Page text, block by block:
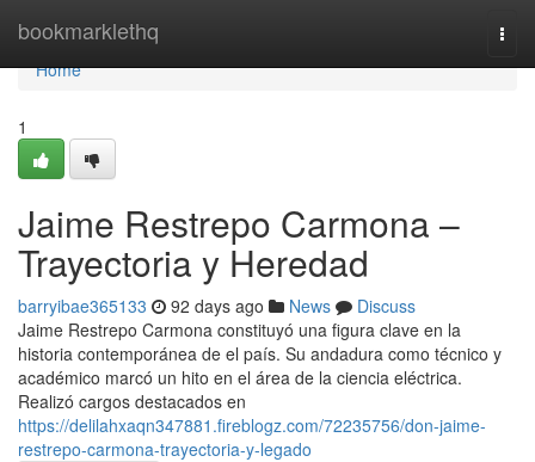
bookmarklethq
Home
Home
1
Jaime Restrepo Carmona –
Trayectoria y Heredad
barryibae365133 92 days ago News
Discuss
Jaime Restrepo Carmona constituyó una figura clave en la
historia contemporánea de el país. Su andadura como técnico y
académico marcó un hito en el área de la ciencia eléctrica.
Realizó cargos destacados en
https://delilahxaqn347881.fireblogz.com/72235756/don-jaime-
restrepo-carmona-trayectoria-y-legado